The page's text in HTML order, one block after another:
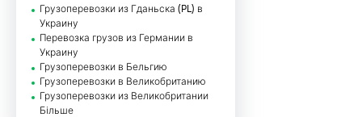
Грузоперевозки из Гданьска (PL) в
Украину
Перевозка грузов из Германии в
Украину
Грузоперевозки в Бельгию
Грузоперевозки в Великобританию
Грузоперевозки из Великобритании
Більше